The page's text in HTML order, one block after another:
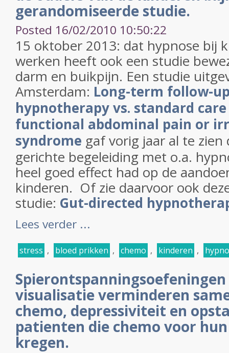
gerandomiseerde studie.
Posted 16/02/2010 10:50:22
15 oktober 2013: dat hypnose bij
werken heeft ook een studie
darm en buikpijn. Een studie
Amsterdam: Long-term follow-
hypnotherapy vs. standard
functional abdominal pain or
syndrome gaf vorig jaar al te zien
gerichte begeleiding met o.a.
heel goed effect had op de
kinderen. Of zie daarvoor ook
studie: Gut-directed
Lees verder ...
stress , bloed prikken , chemo , kinderen ,
Spierontspanningsoefeningen
visualisatie verminderen
chemo, depressiviteit en
patienten die chemo voor
kregen.